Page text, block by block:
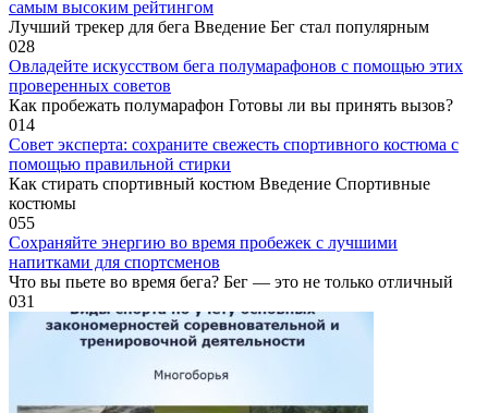
самым высоким рейтингом
Лучший трекер для бега Введение Бег стал популярным
028
Овладейте искусством бега полумарафонов с помощью этих
проверенных советов
Как пробежать полумарафон Готовы ли вы принять вызов?
014
Совет эксперта: сохраните свежесть спортивного костюма с
помощью правильной стирки
Как стирать спортивный костюм Введение Спортивные
костюмы
055
Сохраняйте энергию во время пробежек с лучшими
напитками для спортсменов
Что вы пьете во время бега? Бег — это не только отличный
031